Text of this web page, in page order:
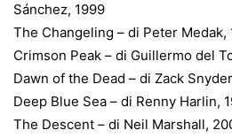
Sánchez, 1999
The Changeling – di Peter Medak,
Crimson Peak – di Guillermo del
Dawn of the Dead – di Zack
Deep Blue Sea – di Renny Harlin,
The Descent – di Neil Marshall,